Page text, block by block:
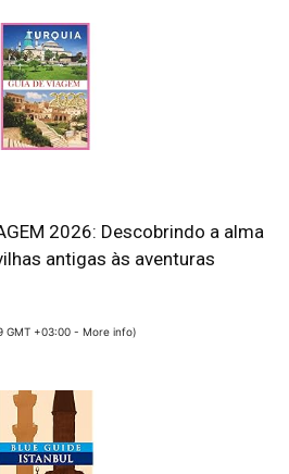
2026: Descobrindo a alma
antigas às aventuras
GMT +03:00 -More info)